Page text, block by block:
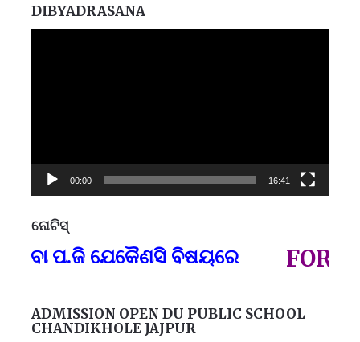
DIBYADRASANA
00:00 16:41
ନୋଟିସ୍
ପ.ଜି ଯେକୈଣସି ବିଷୟରେ FOR
ADMISSION OPEN DU PUBLIC SCHOOL
CHANDIKHOLE JAJPUR